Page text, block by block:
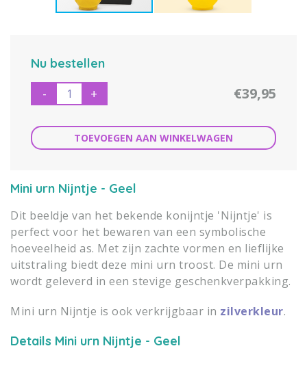
Nu bestellen
- + €39,95
TOEVOEGEN AAN WINKELWAGEN
Mini urn Nijntje - Geel
Dit beeldje van het bekende konijntje 'Nijntje' is
perfect voor het bewaren van een symbolische
hoeveelheid as. Met zijn zachte vormen en lieflijke
uitstraling biedt deze mini urn troost. De mini urn
wordt geleverd in een stevige geschenkverpakking.
Mini urn Nijntje is ook verkrijgbaar in zilverkleur.
Details Mini urn Nijntje - Geel